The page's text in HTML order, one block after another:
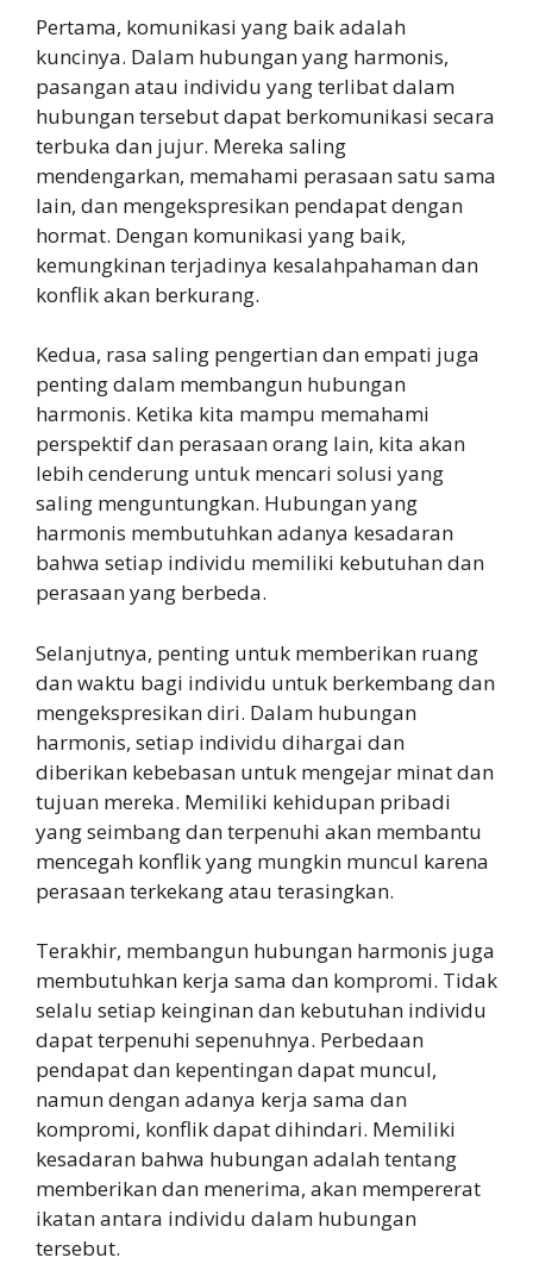
Pertama, komunikasi yang baik adalah
kuncinya. Dalam hubungan yang harmonis,
pasangan atau individu yang terlibat dalam
hubungan tersebut dapat berkomunikasi secara
terbuka dan jujur. Mereka saling
mendengarkan, memahami perasaan satu sama
lain, dan mengekspresikan pendapat dengan
hormat. Dengan komunikasi yang baik,
kemungkinan terjadinya kesalahpahaman dan
konflik akan berkurang.
Kedua, rasa saling pengertian dan empati juga
penting dalam membangun hubungan
harmonis. Ketika kita mampu memahami
perspektif dan perasaan orang lain, kita akan
lebih cenderung untuk mencari solusi yang
saling menguntungkan. Hubungan yang
harmonis membutuhkan adanya kesadaran
bahwa setiap individu memiliki kebutuhan dan
perasaan yang berbeda.
Selanjutnya, penting untuk memberikan ruang
dan waktu bagi individu untuk berkembang dan
mengekspresikan diri. Dalam hubungan
harmonis, setiap individu dihargai dan
diberikan kebebasan untuk mengejar minat dan
tujuan mereka. Memiliki kehidupan pribadi
yang seimbang dan terpenuhi akan membantu
mencegah konflik yang mungkin muncul karena
perasaan terkekang atau terasingkan.
Terakhir, membangun hubungan harmonis juga
membutuhkan kerja sama dan kompromi. Tidak
selalu setiap keinginan dan kebutuhan individu
dapat terpenuhi sepenuhnya. Perbedaan
pendapat dan kepentingan dapat muncul,
namun dengan adanya kerja sama dan
kompromi, konflik dapat dihindari. Memiliki
kesadaran bahwa hubungan adalah tentang
memberikan dan menerima, akan mempererat
ikatan antara individu dalam hubungan
tersebut.